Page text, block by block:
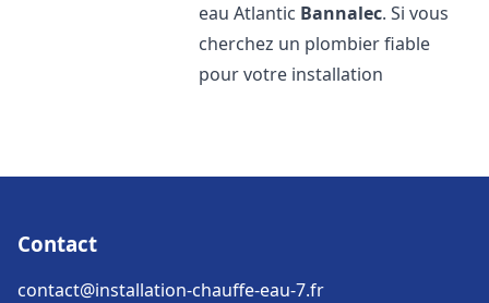
eau Atlantic Bannalec. Si vous
cherchez un plombier fiable
pour votre installation
Contact
contact@installation-chauffe-eau-7.fr